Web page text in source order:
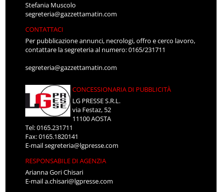
Stefania Muscolo
segreteria@gazzettamatin.com
CONTATTACI
Per pubblicazione annunci, necrologi, offro e cerco lavoro,
contattare la segreteria al numero: 0165/231711
segreteria@gazzettamatin.com
CONCESSIONARIA DI PUBBLICITÀ
LG PRESSE S.R.L.
via Festaz, 52
11100 AOSTA
Tel: 0165.231711
Fax: 0165.1820141
E-mailsegreteria@lgpresse.com
RESPONSABILE DI AGENZIA
Arianna Gori Chisari
E-maila.chisari@lgpresse.com